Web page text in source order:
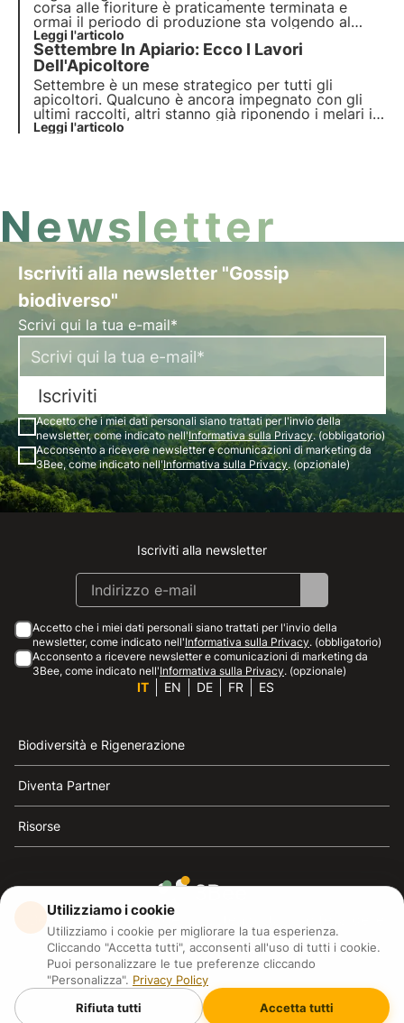
corsa alle fioriture è praticamente terminata e
ormai il periodo di produzione sta volgendo al
termine. Tuttavia, il non dover più controllare
assiduamente il proprio apiario non significa che
l’apicoltore possa battere la fiacca.
Leggi l'articolo
Settembre In Apiario: Ecco I Lavori
Dell'Apicoltore
Settembre è un mese strategico per tutti gli
apicoltori. Qualcuno è ancora impegnato con gli
ultimi raccolti, altri stanno già riponendo i melari in
magazzino. Nonostante queste differenze, le
Leggi l'articolo
Newsletter
Iscriviti alla newsletter "Gossip
biodiverso"
Scrivi qui la tua e-mail*
Iscriviti
Accetto che i miei dati personali siano trattati per l'invio della
newsletter, come indicato nell'Informativa sulla Privacy. (obbligatorio)
Acconsento a ricevere newsletter e comunicazioni di marketing da
3Bee, come indicato nell'Informativa sulla Privacy. (opzionale)
Instagram
Facebook
Linkedin
Youtube
Iscriviti alla newsletter
Accetto che i miei dati personali siano trattati per l'invio della
newsletter, come indicato nell'Informativa sulla Privacy. (obbligatorio)
Acconsento a ricevere newsletter e comunicazioni di marketing da
3Bee, come indicato nell'Informativa sulla Privacy. (opzionale)
IT EN DE FR ES
Biodiversità e Rigenerazione
Diventa Partner
Risorse
3Bee è il riferimento della sostenibilità, la difesa delle
api e della biodiversità
3Bee S.R.L Via Pastrengo 14, 20159, Milano (MI)
P.IVA: IT09711590969
3Bee GmbHSede legale: Oranienburger Straße 23, 10178
Utilizziamo i cookie
Utilizziamo i cookie per migliorare la tua esperienza.
Cliccando "Accetta tutti", acconsenti all'uso di tutti i cookie.
Puoi personalizzare le tue preferenze cliccando
"Personalizza". Privacy Policy
Rifiuta tutti
Accetta tutti